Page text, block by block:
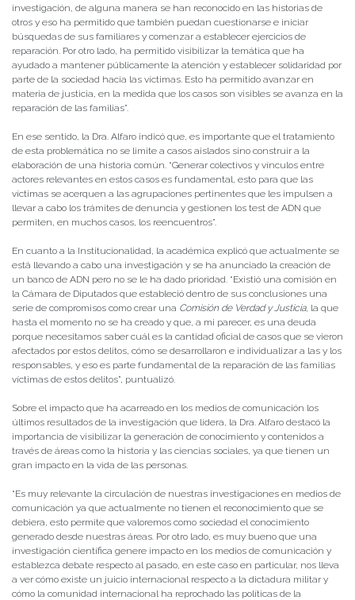
investigación, de alguna manera se han reconocido en las historias de
otros y eso ha permitido que también puedan cuestionarse e iniciar
búsquedas de sus familiares y comenzar a establecer ejercicios de
reparación. Por otro lado, ha permitido visibilizar la temática que ha
ayudado a mantener públicamente la atención y establecer solidaridad por
parte de la sociedad hacia las víctimas. Esto ha permitido avanzar en
materia de justicia, en la medida que los casos son visibles se avanza en la
reparación de las familias”.
En ese sentido, la Dra. Alfaro indicó que, es importante que el tratamiento
de esta problemática no se limite a casos aislados sino construir a la
elaboración de una historia común. “Generar colectivos y vínculos entre
actores relevantes en estos casos es fundamental, esto para que las
víctimas se acerquen a las agrupaciones pertinentes que les impulsen a
llevar a cabo los trámites de denuncia y gestionen los test de ADN que
permiten, en muchos casos, los reencuentros”.
En cuanto a la Institucionalidad, la académica explicó que actualmente se
está llevando a cabo una investigación y se ha anunciado la creación de
un banco de ADN pero no se le ha dado prioridad. “Existió una comisión en
la Cámara de Diputados que estableció dentro de sus conclusiones una
serie de compromisos como crear una Comisión de Verdad y Justicia, la que
hasta el momento no se ha creado y que, a mi parecer, es una deuda
porque necesitamos saber cuál es la cantidad oficial de casos que se vieron
afectados por estos delitos, cómo se desarrollaron e individualizar a las y los
responsables, y eso es parte fundamental de la reparación de las familias
víctimas de estos delitos”, puntualizó.
Sobre el impacto que ha acarreado en los medios de comunicación los
últimos resultados de la investigación que lidera, la Dra. Alfaro destacó la
importancia de visibilizar la generación de conocimiento y contenidos a
través de áreas como la historia y las ciencias sociales, ya que tienen un
gran impacto en la vida de las personas.
“Es muy relevante la circulación de nuestras investigaciones en medios de
comunicación ya que actualmente no tienen el reconocimiento que se
debiera, esto permite que valoremos como sociedad el conocimiento
generado desde nuestras áreas. Por otro lado, es muy bueno que una
investigación científica genere impacto en los medios de comunicación y
establezca debate respecto al pasado, en este caso en particular, nos lleva
a ver cómo existe un juicio internacional respecto a la dictadura militar y
cómo la comunidad internacional ha reprochado las políticas de la